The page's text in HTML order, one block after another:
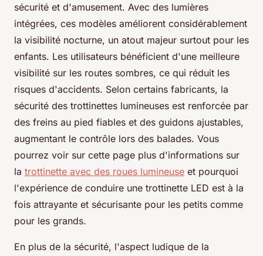
sécurité et d'amusement. Avec des lumières
intégrées, ces modèles améliorent considérablement
la visibilité nocturne, un atout majeur surtout pour les
enfants. Les utilisateurs bénéficient d'une meilleure
visibilité sur les routes sombres, ce qui réduit les
risques d'accidents. Selon certains fabricants, la
sécurité des trottinettes lumineuses est renforcée par
des freins au pied fiables et des guidons ajustables,
augmentant le contrôle lors des balades. Vous
pourrez voir sur cette page plus d'informations sur
la trottinette avec des roues lumineuse et pourquoi
l'expérience de conduire une trottinette LED est à la
fois attrayante et sécurisante pour les petits comme
pour les grands.
En plus de la sécurité, l'aspect ludique de la